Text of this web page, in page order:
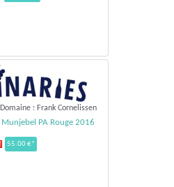
Domaine : Frank Cornelissen
Munjebel PA Rouge 2016
55.00 €*